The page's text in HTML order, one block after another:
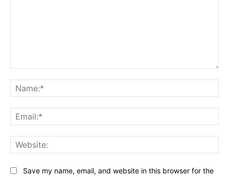
Save my name, email, and website in this browser for the